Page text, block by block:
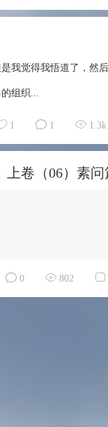
我觉得我悟道了，然
组织...
1 1 1.3k
上卷（06）素
0 802